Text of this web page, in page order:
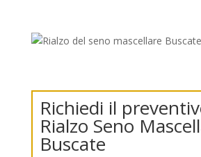
Richiedi il
Rialzo Seno
Buscate